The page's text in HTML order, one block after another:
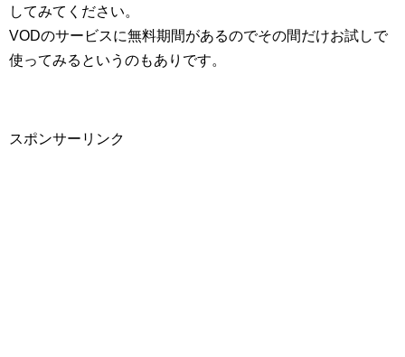
してみてください。
VODのサービスに無料期間があるのでその間だけお試しで
使ってみるというのもありです。
スポンサーリンク